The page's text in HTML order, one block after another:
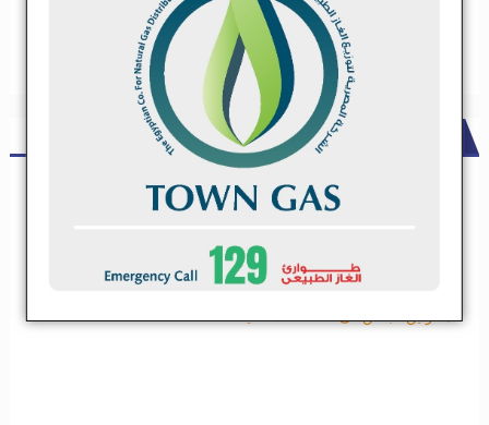
شركة مقاولات كبري تعلن عن حاجتها لعدد من مقاولي الباطن .. تعرف
شركة مقاولات كبري تعلن عن حاجتها لعدد من مقاولي
تعلن شركة مقاولات كبيرة عن فتح باب التسجيل لمقاولين الباطن فى
لمقاولين الباطن فى التخصصات الاتية